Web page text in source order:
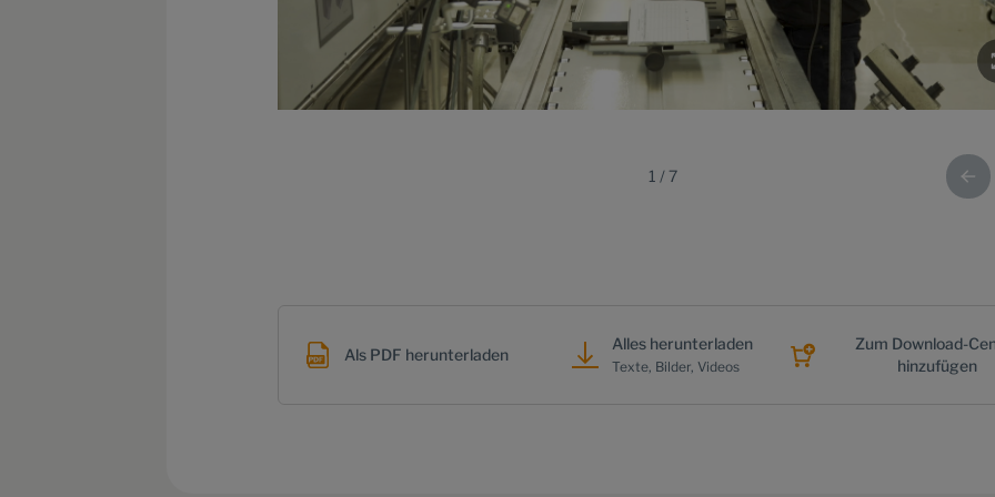
1 /7
Als PDF herunterladen
Alles herunterladen
Texte, Bilder, Videos
Zum Download-
hinzufügen